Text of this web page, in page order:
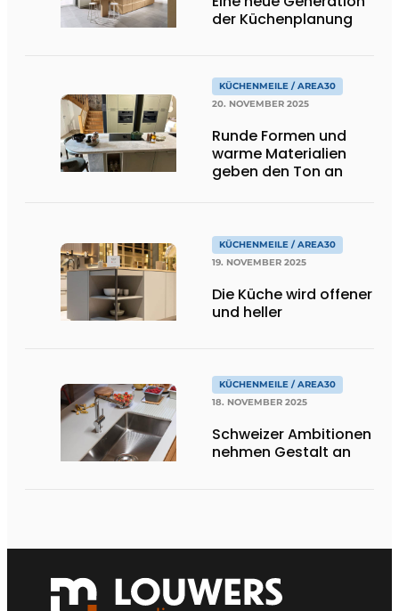
der Küchenplanung
KÜCHENMEILE / AREA30
20. NOVEMBER 2025
Runde Formen und
warme Materialien
geben den Ton an
KÜCHENMEILE / AREA30
19. NOVEMBER 2025
Die Küche wird offener
und heller
KÜCHENMEILE / AREA30
18. NOVEMBER 2025
Schweizer Ambitionen
nehmen Gestalt an